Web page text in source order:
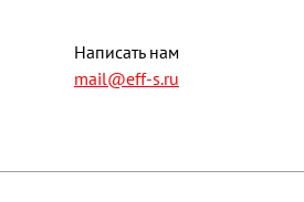
Написать нам
mail@eff-s.ru